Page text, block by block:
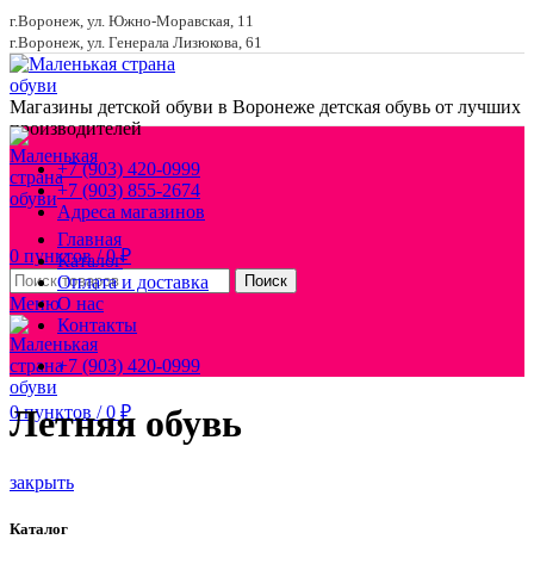
г.Воронеж, ул. Южно-Моравская, 11
г.Воронеж, ул. Генерала Лизюкова, 61
Магазины детской обуви в Воронеже детская обувь от лучших
производителей
+7 (903) 420-0999
+7 (903) 855-2674
Адреса магазинов
0 пунктов / 0₽
Поиск
Меню
0пунктов / 0 ₽
Главная
Каталог
Оплата и доставка
О нас
Контакты
+7 (903) 420-0999
Летняя обувь
закрыть
Каталог